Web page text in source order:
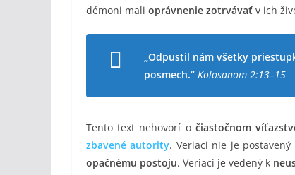
démoni mali oprávnenie zotrvávať v ich
„Odpustil nám všetky
posmech.“ Kolosanom 2:13–15
Tento text nehovorí o čiastočnom
zbavené autority. Veriaci nie je postavený
opačnému postoju. Veriaci je vedený k